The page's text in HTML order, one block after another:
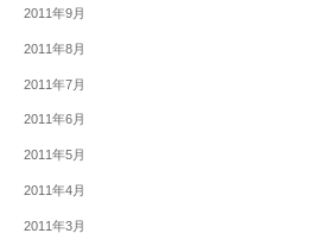
2011年9月
2011年8月
2011年7月
2011年6月
2011年5月
2011年4月
2011年3月